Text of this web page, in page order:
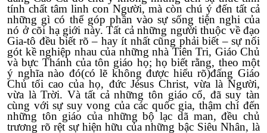
tính chất tâm linh con Người, mà còn chú ý đến tất cả
những gì có thể góp phần vào sự sống tiện nghi của
nó ở cõi hạ giới này. Tất cả những người thuộc về đạo
Gia-tô đều biết rõ – hay ít nhất cũng phải biết – sự nối
gót kề nghiệp nhau của những nhà Tiên Tri, Giáo Chủ
và bực Thánh của tôn giáo họ; họ biết rằng, theo một
ý nghĩa nào đó(có lẽ không được hiểu rõ)đấng Giáo
Chủ tối cao của họ, đức Jésus Christ, vừa là Người,
vừa là Trời. Và tất cả những tôn giáo cổ, đã suy tàn
cùng với sự suy vong của các quốc gia, thậm chí đến
những tôn giáo của những bộ lạc dã man, đều chủ
trương rõ rệt sự hiện hữu của những bậc Siêu Nhân, là